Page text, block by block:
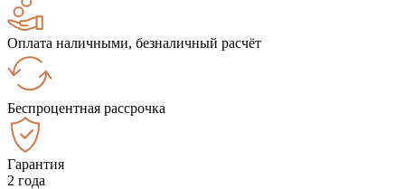
Оплата наличными, безналичный расчёт
Беспроцентная рассрочка
Гарантия
2 года